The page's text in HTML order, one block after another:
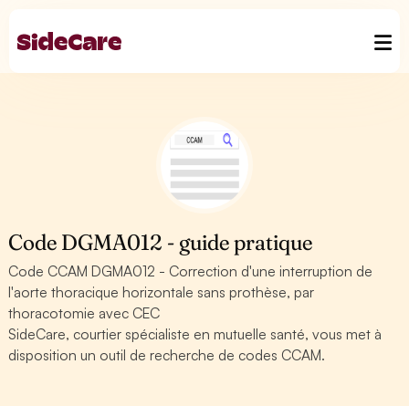
Code DGMA012 - guide pratique
Code CCAM DGMA012 - Correction d'une interruption de
l'aorte thoracique horizontale sans prothèse, par
thoracotomie avec CEC
SideCare, courtier spécialiste en mutuelle santé, vous met à
disposition un outil de recherche de codes CCAM.